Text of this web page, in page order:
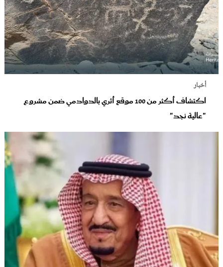
أخبار
اكتشاف أكثر من 100 موقع أثري بالدوادمي ضمن مشروع
"عالية نجد"